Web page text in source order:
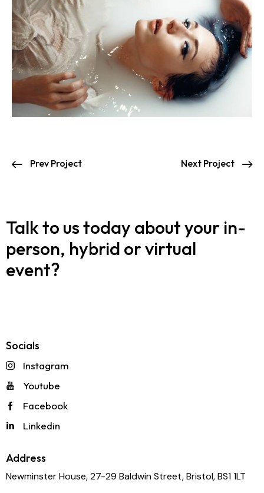
Prev Project Next Project
Talk to us today about your in-
person, hybrid or virtual
event?
Socials
Instagram
Youtube
Facebook
Linkedin
Address
Newminster House, 27-29 Baldwin Street, Bristol, BS1 1LT